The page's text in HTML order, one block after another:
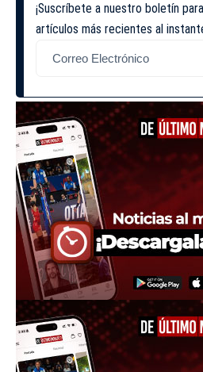
¡Suscríbete a nuestro boletín
artículos más recientes al